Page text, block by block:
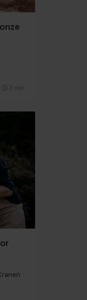
3 min